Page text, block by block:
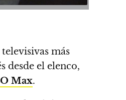
más
desde el elenco,
Max.